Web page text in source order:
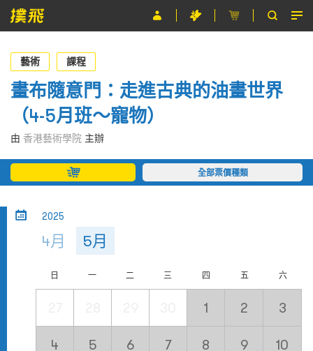
節目
主辦單位
關於撲飛
條款及細則
EN
藝術 課程
畫布隨意門：走進古典的油畫世界
（4-5月班～寵物）
由 香港藝術學院 主辦
全部票價種類
2025
4月 5月
日 一 二 三 四 五 六
1 2 3
4 5 6 7 8 9 10